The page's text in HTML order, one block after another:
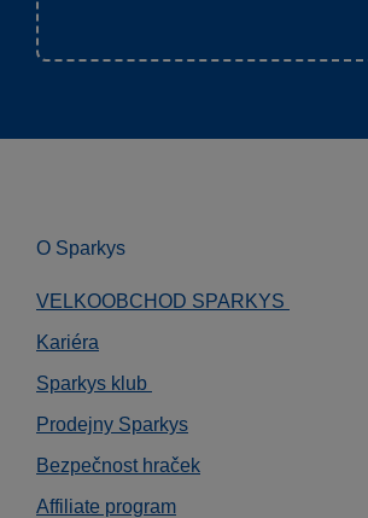
O Sparkys
VELKOOBCHOD SPARKYS
Kariéra
Sparkys klub
Prodejny Sparkys
Bezpečnost hraček
Affiliate program